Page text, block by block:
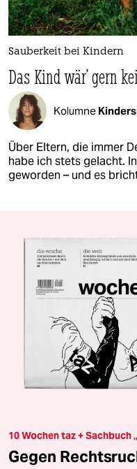
Sauberkeit bei Kindern
Das Kind wär' gern
Kolumne
Über Eltern, die immer
habe ich stets gelacht.
geworden – und es
10 Wochen taz +
Gegen